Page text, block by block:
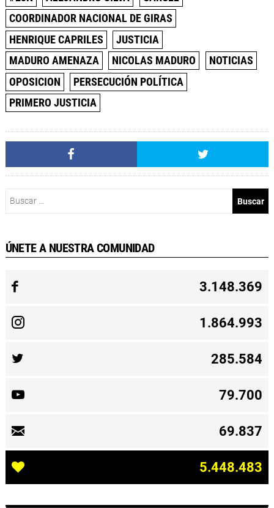
COORDINADOR NACIONAL DE GIRAS
HENRIQUE CAPRILES
JUSTICIA
MADURO AMENAZA
NICOLAS MADURO
NOTICIAS
OPOSICION
PERSECUCIÓN POLÍTICA
PRIMERO JUSTICIA
ÚNETE A NUESTRA COMUNIDAD
3.148.369
1.864.993
285.584
79.700
69.837
5.448.483